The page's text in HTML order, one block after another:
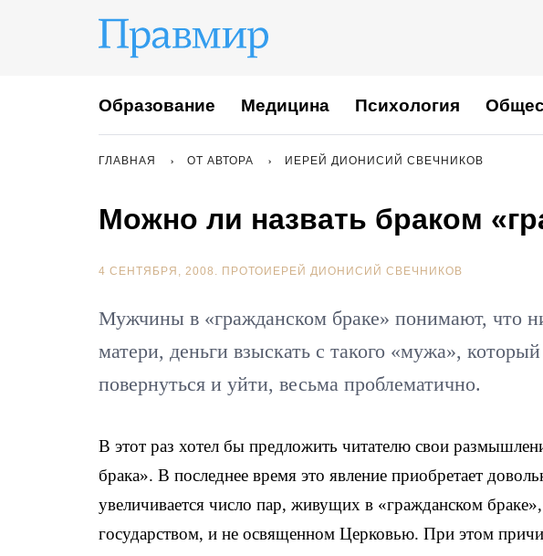
Образование Медицина Психология
ГЛАВНАЯ ОТ АВТОРА ИЕРЕЙ ДИОНИСИЙ СВЕЧНИКОВ
Можно ли назвать браком
4 СЕНТЯБРЯ, 2008. ПРОТОИЕРЕЙ ДИОНИСИЙ СВЕЧНИКОВ
Мужчины в «гражданском браке» понимают, что
матери, деньги взыскать с такого «мужа»,
повернуться и уйти, весьма проблематично.
В этот раз хотел бы предложить читателю свои
брака». В последнее время это явление приобретает
увеличивается число пар, живущих в «гражданском
государством, и не освященном Церковью. При этом